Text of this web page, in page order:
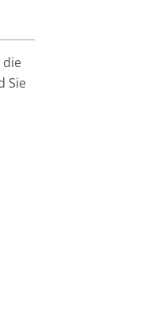
die
Sie